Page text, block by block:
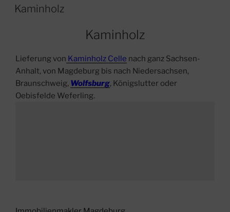
AM
Kaminholz
Kaminholz
Lieferung von Kaminholz Celle nach ganz Sachsen-
Anhalt, von Magdeburg bis nach Niedersachsen,
Braunschweig, Wolfsburg, Königslutter oder
Oebisfelde Weferling.